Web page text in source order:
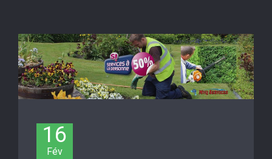
16
Fév